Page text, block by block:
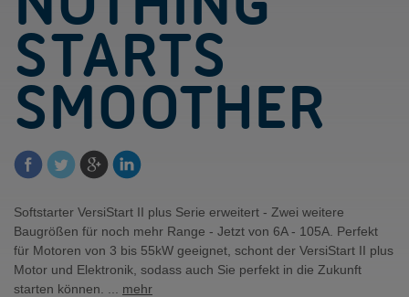
STARTS
SMOOTHER
Softstarter VersiStart II plus Serie erweitert - Zwei weitere
Baugrößen für noch mehr Range - Jetzt von 6A - 105A. Perfekt
für Motoren von 3 bis 55kW geeignet, schont der VersiStart II plus
Motor und Elektronik, sodass auch Sie perfekt in die Zukunft
starten können. ... mehr